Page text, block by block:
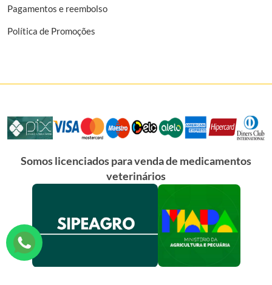
Pagamentos e reembolso
Política de Promoções
Somos licenciados para venda de medicamentos
veterinários